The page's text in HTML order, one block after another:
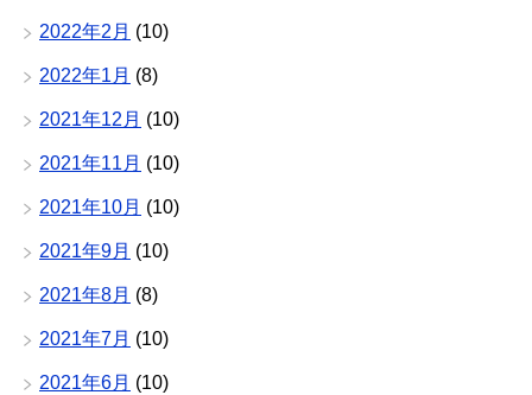
2022年2月 (10)
2022年1月 (8)
2021年12月 (10)
2021年11月 (10)
2021年10月 (10)
2021年9月 (10)
2021年8月 (8)
2021年7月 (10)
2021年6月 (10)